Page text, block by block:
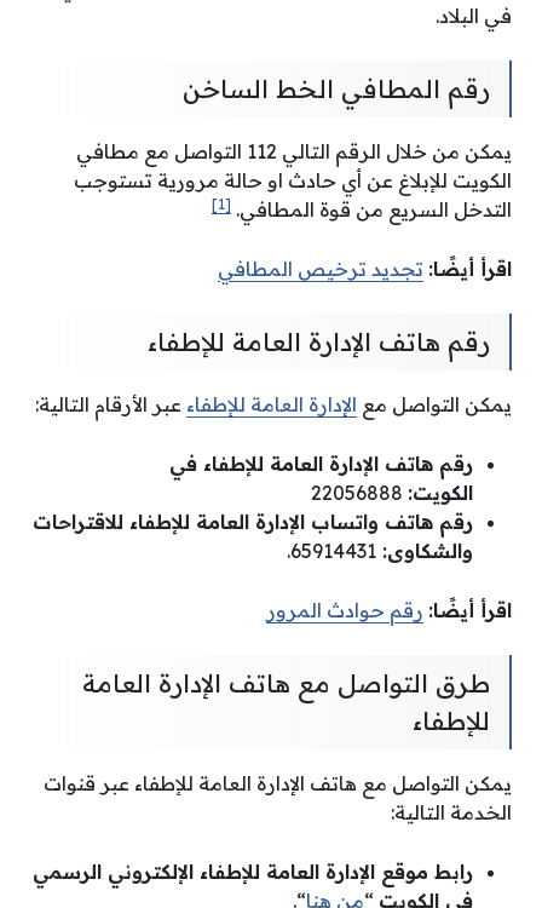
في البلاد.
رقم المطافي الخط الساخن
يمكن من خلال الرقم التالي 112 التواصل مع مطافي
الكويت للإبلاغ عن أي حادث او حالة مرورية تستوجب
التدخل السريع من قوة المطافي. [1]
اقرأ أيضًا: تجديد ترخيص المطافي
رقم هاتف الإدارة العامة للإطفاء
يمكن التواصل مع الإدارة العامة للإطفاء عبر الأرقام التالية:
رقم هاتف الإدارة العامة للإطفاء في
الكويت:
رقم هاتف واتساب الإدارة العامة للإطفاء للاقتراحات
والشكاوى: 65914431.
اقرأ أيضًا: رقم حوادث المرور
طرق التواصل مع هاتف الإدارة العامة
للإطفاء
يمكن التواصل مع هاتف الإدارة العامة للإطفاء عبر قنوات
الخدمة التالية:
رابط موقع الإدارة العامة للإطفاء الإلكتروني الرسمي
في الكويت “من هنا“.